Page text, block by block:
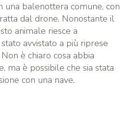
una balenottera comune, con
dal drone. Nonostante il
animale riesce a
avvistato a più riprese
è chiaro cosa abbia
ma è possibile che sia stata
con una nave.